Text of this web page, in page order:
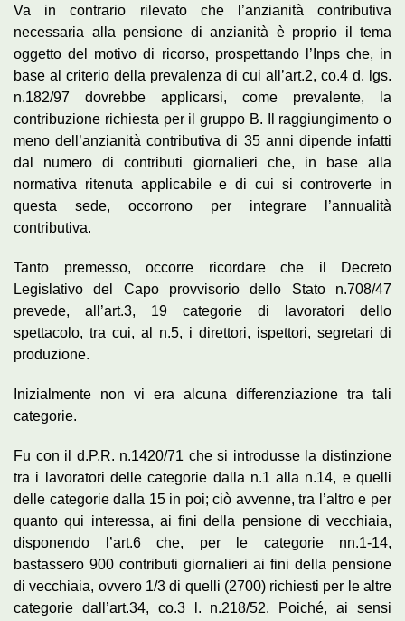
Va in contrario rilevato che l’anzianità contributiva
necessaria alla pensione di anzianità è proprio il tema
oggetto del motivo di ricorso, prospettando l’Inps che, in
base al criterio della prevalenza di cui all’art.2, co.4 d. lgs.
n.182/97 dovrebbe applicarsi, come prevalente, la
contribuzione richiesta per il gruppo B. Il raggiungimento o
meno dell’anzianità contributiva di 35 anni dipende infatti
dal numero di contributi giornalieri che, in base alla
normativa ritenuta applicabile e di cui si controverte in
questa sede, occorrono per integrare l’annualità
contributiva.
Tanto premesso, occorre ricordare che il Decreto
Legislativo del Capo provvisorio dello Stato n.708/47
prevede, all’art.3, 19 categorie di lavoratori dello
spettacolo, tra cui, al n.5, i direttori, ispettori, segretari di
produzione.
Inizialmente non vi era alcuna differenziazione tra tali
categorie.
Fu con il d.P.R. n.1420/71 che si introdusse la distinzione
tra i lavoratori delle categorie dalla n.1 alla n.14, e quelli
delle categorie dalla 15 in poi; ciò avvenne, tra l’altro e per
quanto qui interessa, ai fini della pensione di vecchiaia,
disponendo l’art.6 che, per le categorie nn.1-14,
bastassero 900 contributi giornalieri ai fini della pensione
di vecchiaia, ovvero 1/3 di quelli (2700) richiesti per le altre
categorie dall’art.34, co.3 l. n.218/52. Poiché, ai sensi